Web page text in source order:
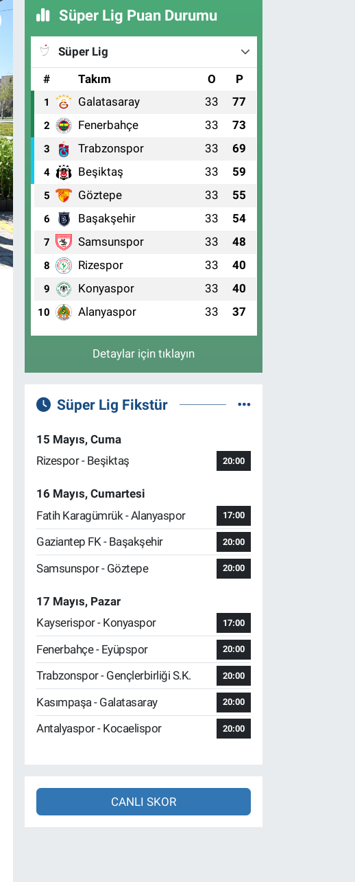
Süper Lig Puan Durumu
Süper Lig
#
Takım O P
1 Galatasaray 33 77
2 Fenerbahçe 33 73
3 Trabzonspor 33 69
4 Beşiktaş 33 59
5 Göztepe 33 55
6 Başakşehir 33 54
7 Samsunspor 33 48
8 Rizespor 33 40
9 Konyaspor 33 40
10 Alanyaspor 33 37
Detaylar için tıklayın
Süper Lig Fikstür
15 Mayıs, Cuma
Rizespor - Beşiktaş
20:00
16 Mayıs, Cumartesi
Fatih Karagümrük - Alanyaspor
17:00
Gaziantep FK - Başakşehir 20:00
Samsunspor - Göztepe 20:00
17 Mayıs, Pazar
Kayserispor - Konyaspor
17:00
Fenerbahçe - Eyüpspor 20:00
Trabzonspor - Gençlerbirliği S.K. 20:00
Kasımpaşa - Galatasaray 20:00
Antalyaspor - Kocaelispor 20:00
CANLI SKOR